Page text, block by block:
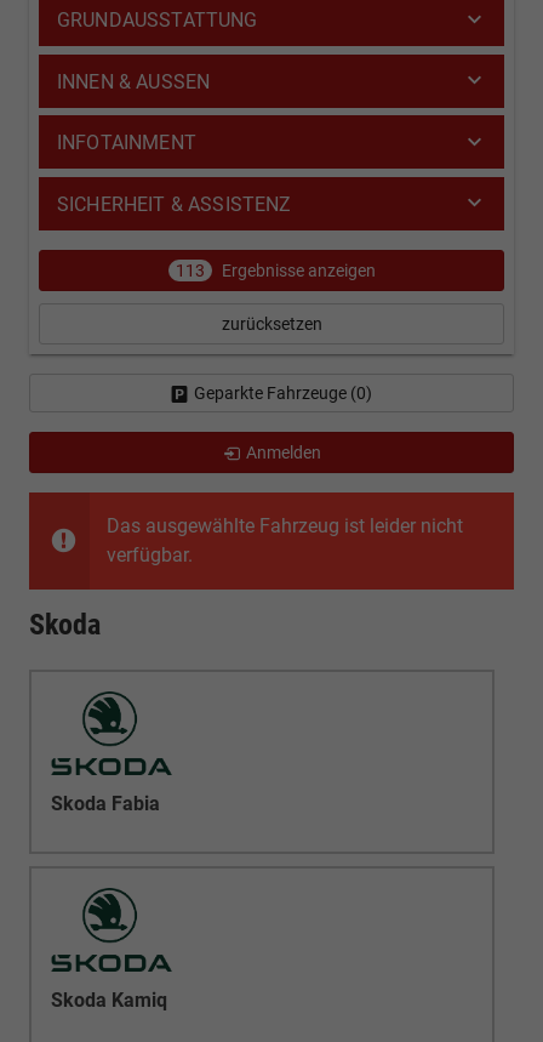
Das ausgewählte Fahrzeug ist leider nicht
verfügbar.
Skoda
Skoda Fabia
Skoda Kamiq
GRUNDAUSSTATTUNG
INNEN & AUSSEN
INFOTAINMENT
SICHERHEIT & ASSISTENZ
113 Ergebnisse anzeigen
zurücksetzen
Geparkte Fahrzeuge (0)
Anmelden